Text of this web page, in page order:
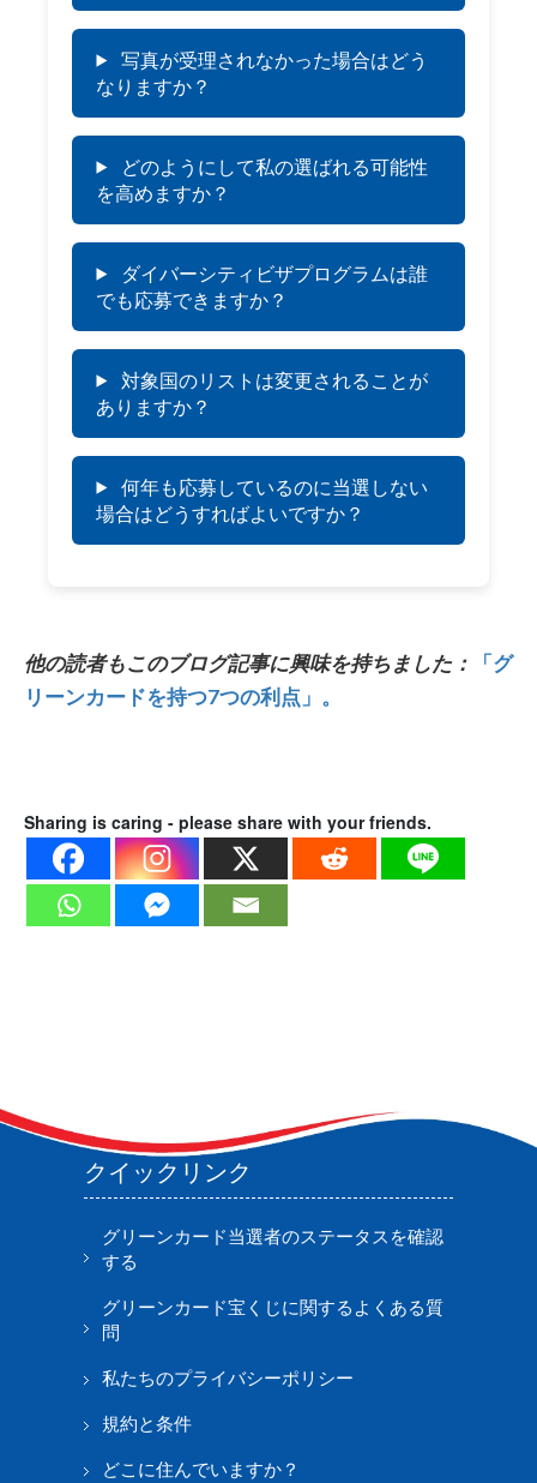
写真が受理されなかった場合はどう
なりますか？
どのようにして私の選ばれる可能性
を高めますか？
ダイバーシティビザプログラムは誰
でも応募できますか？
対象国のリストは変更されることが
ありますか？
何年も応募しているのに当選しない
場合はどうすればよいですか？
他の読者もこのブログ記事に興味を持ちました：
「グ
リーンカードを持つ7つの利点」。
Sharing is caring - please share with your friends.
クイックリンク
グリーンカード当選者のステータスを確認
する
グリーンカード宝くじに関するよくある質
問
私たちのプライバシーポリシー
規約と条件
どこに住んでいますか？